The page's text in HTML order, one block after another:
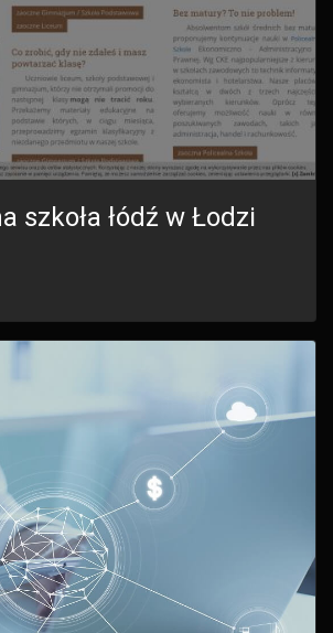
szkoła łódź w Łodzi